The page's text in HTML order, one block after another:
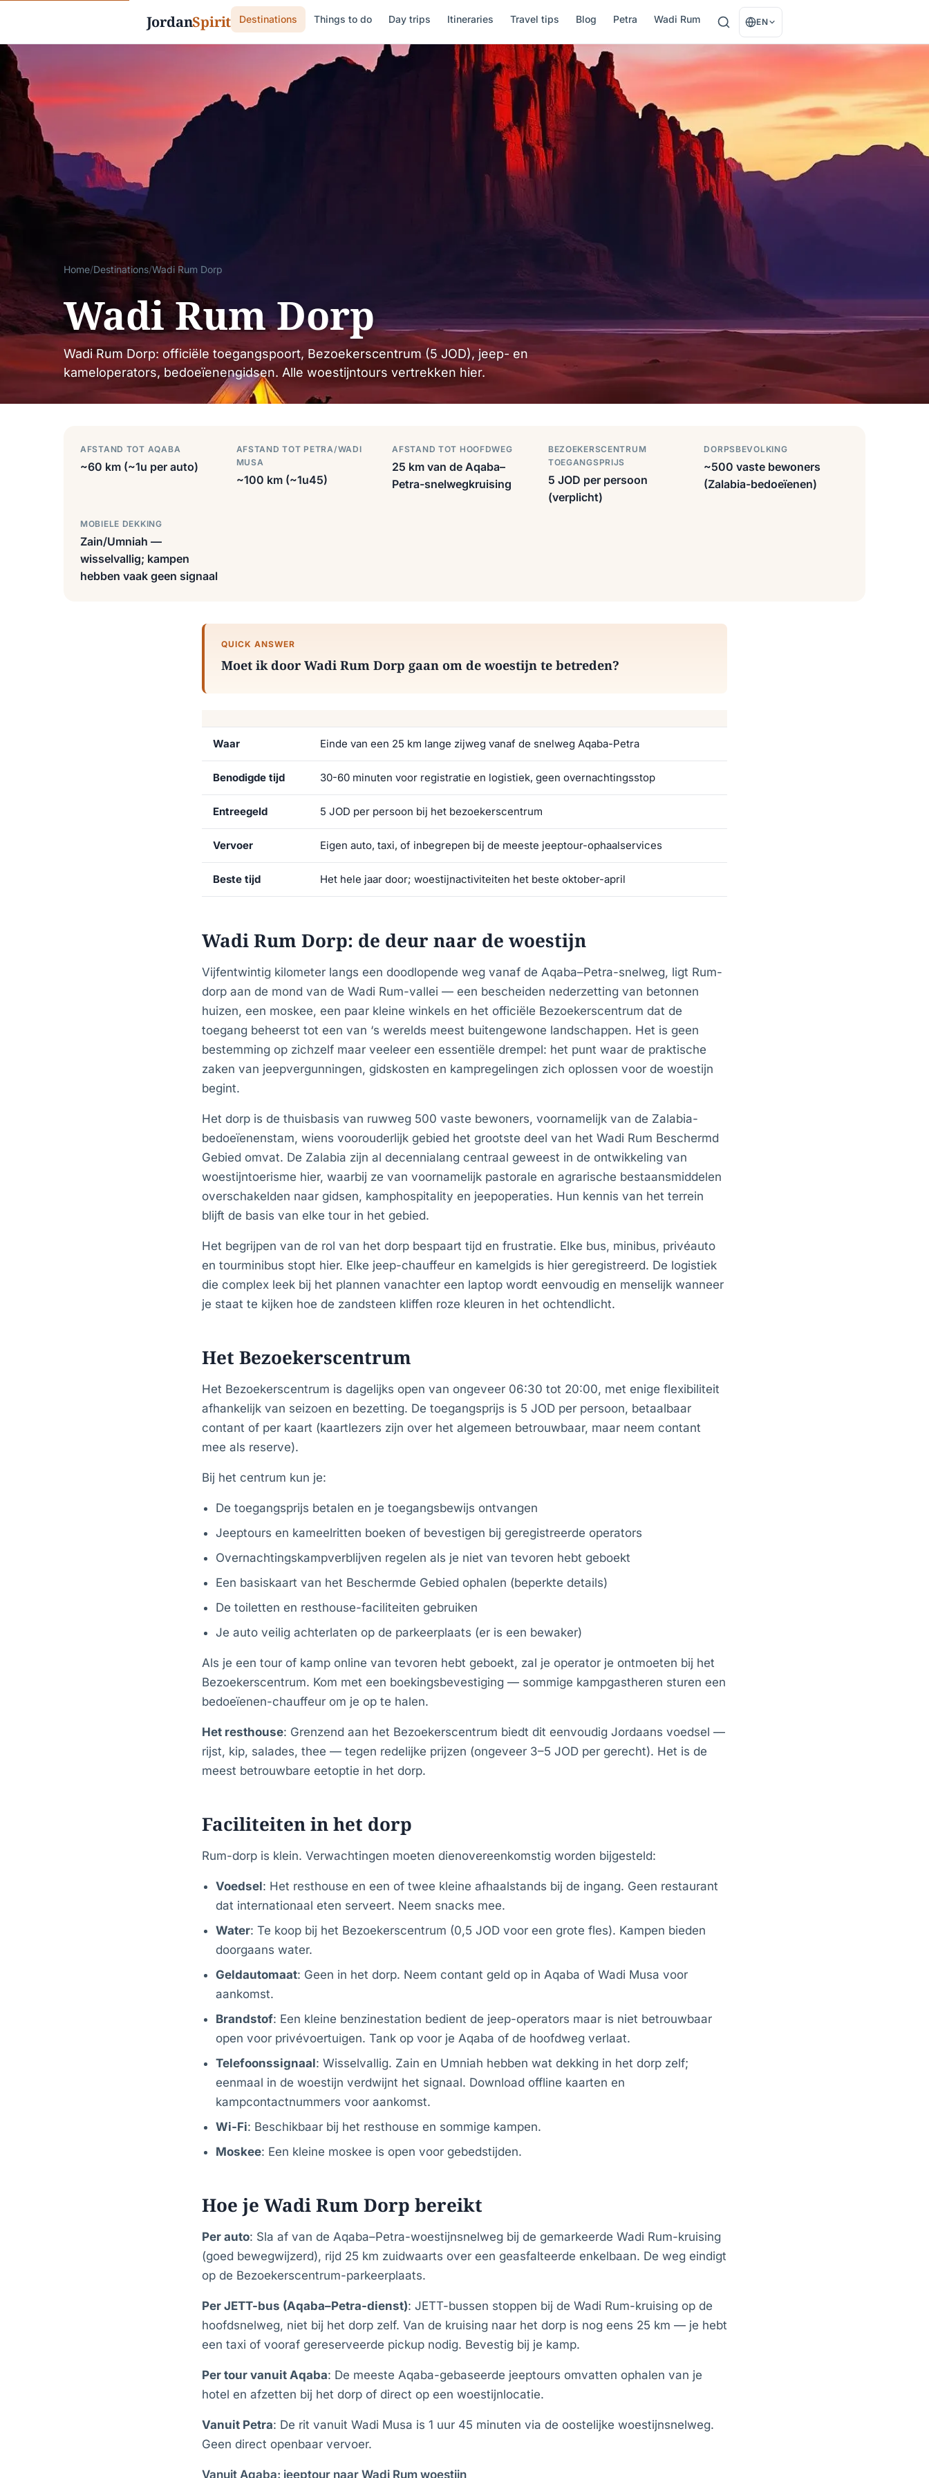
JordanSpirit Destinations Things to do Day trips Itineraries Travel tips Blog Petra Wadi Rum EN
Home/Destinations/Wadi Rum Dorp
Wadi Rum Dorp
Wadi Rum Dorp: officiële toegangspoort, Bezoekerscentrum (5 JOD), jeep- en
kameloperators, bedoeïenengidsen. Alle woestijntours vertrekken hier.
AFSTAND TOT AQABA
~60 km (~1u per auto)
AFSTAND TOT PETRA/WADI
MUSA
~100 km (~1u45)
AFSTAND TOT HOOFDWEG
25 km van de Aqaba–
Petra-snelwegkruising
BEZOEKERSCENTRUM
TOEGANGSPRIJS
5 JOD per persoon
(verplicht)
DORPSBEVOLKING
~500 vaste bewoners
(Zalabia-bedoeïenen)
MOBIELE DEKKING
Zain/Umniah —
wisselvallig; kampen
hebben vaak geen signaal
QUICK ANSWER
Moet ik door Wadi Rum Dorp gaan om de woestijn te betreden?
Waar Einde van een 25 km lange zijweg vanaf de snelweg Aqaba-Petra
Benodigde tijd 30-60 minuten voor registratie en logistiek, geen overnachtingsstop
Entreegeld 5 JOD per persoon bij het bezoekerscentrum
Vervoer Eigen auto, taxi, of inbegrepen bij de meeste jeeptour-ophaalservices
Beste tijd Het hele jaar door; woestijnactiviteiten het beste oktober-april
Wadi Rum Dorp: de deur naar de woestijn
Vijfentwintig kilometer langs een doodlopende weg vanaf de Aqaba–Petra-snelweg, ligt Rum-
dorp aan de mond van de Wadi Rum-vallei — een bescheiden nederzetting van betonnen
huizen, een moskee, een paar kleine winkels en het officiële Bezoekerscentrum dat de
toegang beheerst tot een van ‘s werelds meest buitengewone landschappen. Het is geen
bestemming op zichzelf maar veeleer een essentiële drempel: het punt waar de praktische
zaken van jeepvergunningen, gidskosten en kampregelingen zich oplossen voor de woestijn
begint.
Het dorp is de thuisbasis van ruwweg 500 vaste bewoners, voornamelijk van de Zalabia-
bedoeïenenstam, wiens voorouderlijk gebied het grootste deel van het Wadi Rum Beschermd
Gebied omvat. De Zalabia zijn al decennialang centraal geweest in de ontwikkeling van
woestijntoerisme hier, waarbij ze van voornamelijk pastorale en agrarische bestaansmiddelen
overschakelden naar gidsen, kamphospitality en jeepoperaties. Hun kennis van het terrein
blijft de basis van elke tour in het gebied.
Het begrijpen van de rol van het dorp bespaart tijd en frustratie. Elke bus, minibus, privéauto
en tourminibus stopt hier. Elke jeep-chauffeur en kamelgids is hier geregistreerd. De logistiek
die complex leek bij het plannen vanachter een laptop wordt eenvoudig en menselijk wanneer
je staat te kijken hoe de zandsteen kliffen roze kleuren in het ochtendlicht.
Het Bezoekerscentrum
Het Bezoekerscentrum is dagelijks open van ongeveer 06:30 tot 20:00, met enige flexibiliteit
afhankelijk van seizoen en bezetting. De toegangsprijs is 5 JOD per persoon, betaalbaar
contant of per kaart (kaartlezers zijn over het algemeen betrouwbaar, maar neem contant
mee als reserve).
Bij het centrum kun je:
De toegangsprijs betalen en je toegangsbewijs ontvangen
Jeeptours en kameelritten boeken of bevestigen bij geregistreerde operators
Overnachtingskampverblijven regelen als je niet van tevoren hebt geboekt
Een basiskaart van het Beschermde Gebied ophalen (beperkte details)
De toiletten en resthouse-faciliteiten gebruiken
Je auto veilig achterlaten op de parkeerplaats (er is een bewaker)
Als je een tour of kamp online van tevoren hebt geboekt, zal je operator je ontmoeten bij het
Bezoekerscentrum. Kom met een boekingsbevestiging — sommige kampgastheren sturen een
bedoeïenen-chauffeur om je op te halen.
Het resthouse: Grenzend aan het Bezoekerscentrum biedt dit eenvoudig Jordaans voedsel —
rijst, kip, salades, thee — tegen redelijke prijzen (ongeveer 3–5 JOD per gerecht). Het is de
meest betrouwbare eetoptie in het dorp.
Faciliteiten in het dorp
Rum-dorp is klein. Verwachtingen moeten dienovereenkomstig worden bijgesteld:
Voedsel: Het resthouse en een of twee kleine afhaalstands bij de ingang. Geen restaurant
dat internationaal eten serveert. Neem snacks mee.
Water: Te koop bij het Bezoekerscentrum (0,5 JOD voor een grote fles). Kampen bieden
doorgaans water.
Geldautomaat: Geen in het dorp. Neem contant geld op in Aqaba of Wadi Musa voor
aankomst.
Brandstof: Een kleine benzinestation bedient de jeep-operators maar is niet betrouwbaar
open voor privévoertuigen. Tank op voor je Aqaba of de hoofdweg verlaat.
Telefoonssignaal: Wisselvallig. Zain en Umniah hebben wat dekking in het dorp zelf;
eenmaal in de woestijn verdwijnt het signaal. Download offline kaarten en
kampcontactnummers voor aankomst.
Wi-Fi: Beschikbaar bij het resthouse en sommige kampen.
Moskee: Een kleine moskee is open voor gebedstijden.
Hoe je Wadi Rum Dorp bereikt
Per auto: Sla af van de Aqaba–Petra-woestijnsnelweg bij de gemarkeerde Wadi Rum-kruising
(goed bewegwijzerd), rijd 25 km zuidwaarts over een geasfalteerde enkelbaan. De weg eindigt
op de Bezoekerscentrum-parkeerplaats.
Per JETT-bus (Aqaba–Petra-dienst): JETT-bussen stoppen bij de Wadi Rum-kruising op de
hoofdsnelweg, niet bij het dorp zelf. Van de kruising naar het dorp is nog eens 25 km — je hebt
een taxi of vooraf gereserveerde pickup nodig. Bevestig bij je kamp.
Per tour vanuit Aqaba: De meeste Aqaba-gebaseerde jeeptours omvatten ophalen van je
hotel en afzetten bij het dorp of direct op een woestijnlocatie.
Vanuit Petra: De rit vanuit Wadi Musa is 1 uur 45 minuten via de oostelijke woestijnsnelweg.
Geen direct openbaar vervoer.
Vanuit Aqaba: jeeptour naar Wadi Rum woestijn